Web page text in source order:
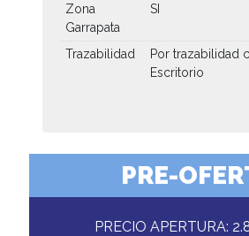
Zona
Garrapata
SI
Trazabilidad
Por trazabilidad
Escritorio
PRE-
PRECIO APERTURA: